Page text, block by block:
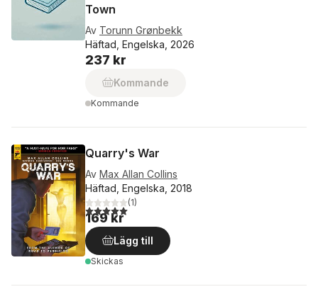
Town
Av Torunn Grønbekk
Häftad, Engelska, 2026
237 kr
Kommande
Kommande
Quarry's War
Av Max Allan Collins
Häftad, Engelska, 2018
5,0utav 5 stjärnor. Totalt antal röster:
(1)
169 kr
Lägg till
Skickas